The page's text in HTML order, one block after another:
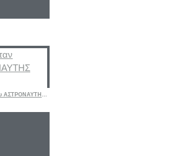
Διακοσμητικό σταν δαπέδου ΑΣΤΡΟΝΑΥΤΗΣ ΔΙΑΣΤΗΜΑ